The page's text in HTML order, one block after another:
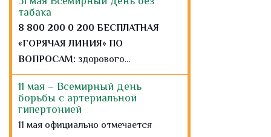
11 мая официально отмечается
Всемирный день борьбы с
артериальной...
Что делать если произошло
нападение клеща?
ВАЖНО: При нападении клеща
настоятельно рекомендуем Вам не
пытаться...